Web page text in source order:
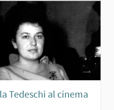
Tedeschi al cinema